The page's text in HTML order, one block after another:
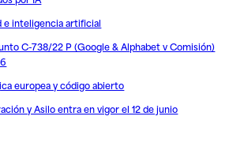
e inteligencia artificial
C-738/22 P (Google & Alphabet v Comisión)
europea y código abierto
y Asilo entra en vigor el 12 de junio